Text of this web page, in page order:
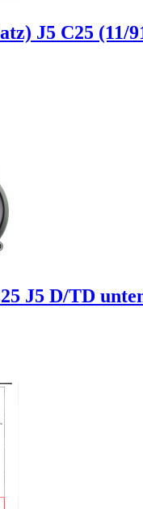
J5 C25
J5 D/TD